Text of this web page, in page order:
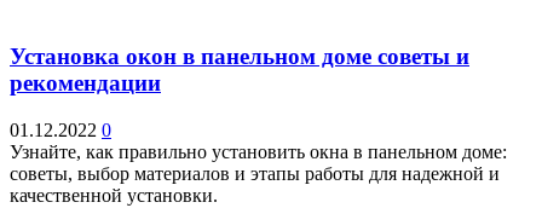
Установка окон в панельном доме советы и
рекомендации
01.12.2022 0
Узнайте, как правильно установить окна в панельном доме:
советы, выбор материалов и этапы работы для надежной и
качественной установки.